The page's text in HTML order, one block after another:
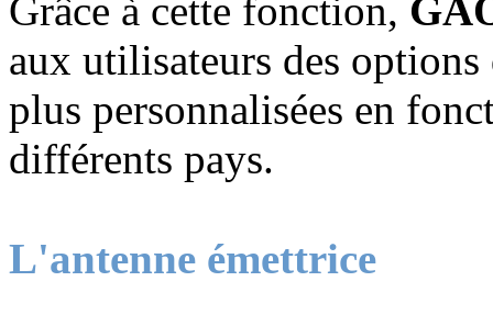
Grâce à cette fonction,
aux utilisateurs des
plus personnalisées en
différents pays.
L'antenne émettrice